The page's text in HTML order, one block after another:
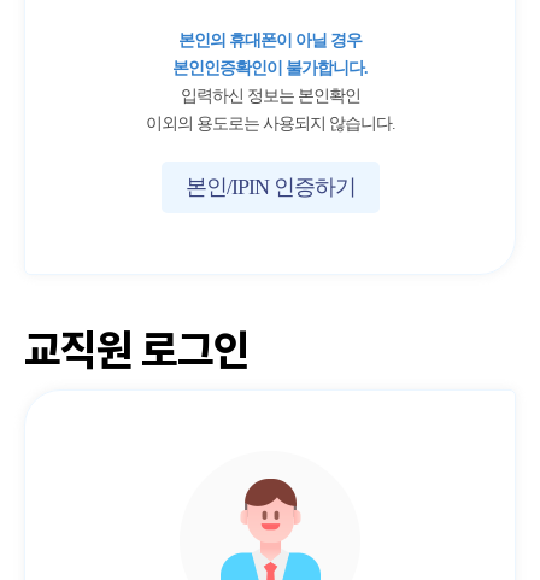
본인의 휴대폰이 아닐 경우
본인인증확인이 불가합니다.
입력하신 정보는 본인확인
이외의 용도로는 사용되지 않습니다.
본인/IPIN 인증하기
교직원 로그인